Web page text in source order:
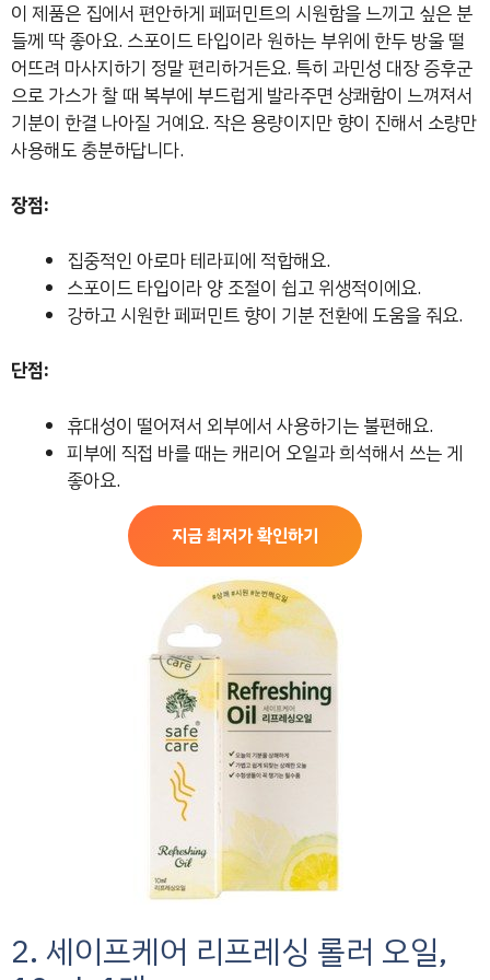
이 제품은 집에서 편안하게 페퍼민트의 시원함을 느끼고 싶은 분
들께 딱 좋아요. 스포이드 타입이라 원하는 부위에 한두 방울 떨
어뜨려 마사지하기 정말 편리하거든요. 특히 과민성 대장 증후군
으로 가스가 찰 때 복부에 부드럽게 발라주면 상쾌함이 느껴져서
기분이 한결 나아질 거예요. 작은 용량이지만 향이 진해서 소량만
사용해도 충분하답니다.
장점:
집중적인 아로마 테라피에 적합해요.
스포이드 타입이라 양 조절이 쉽고 위생적이에요.
강하고 시원한 페퍼민트 향이 기분 전환에 도움을 줘요.
단점:
휴대성이 떨어져서 외부에서 사용하기는 불편해요.
피부에 직접 바를 때는 캐리어 오일과 희석해서 쓰는 게
좋아요.
지금 최저가 확인하기
2. 세이프케어 리프레싱 롤러 오일,